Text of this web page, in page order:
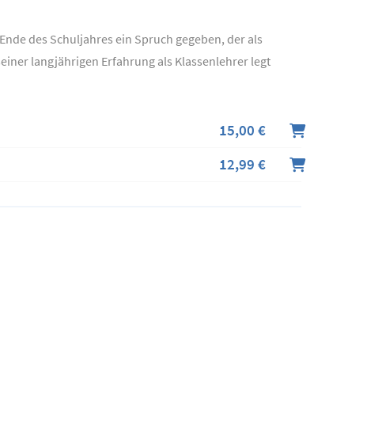
des Schuljahres ein Spruch gegeben, der als
langjährigen Erfahrung als Klassenlehrer legt
15,00 €
12,99 €